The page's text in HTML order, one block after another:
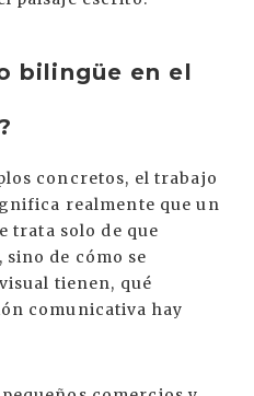
bilingüe en el
concretos, el trabajo
realmente que un
trata solo de que
de cómo se
tienen, qué
comunicativa hay